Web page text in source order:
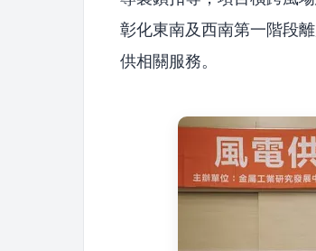
彰化東南及西南第一階段
供相關服務。